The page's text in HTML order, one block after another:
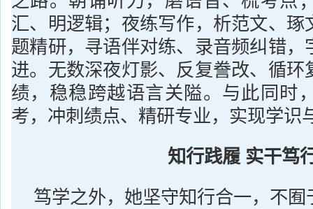
汇、明逻辑；夜练写作，析范文、琢
题精研，寻语伴对练、录音频纠错，
进。无数深夜灯影、反复誊改、循环
绩，稳稳跨越语言关隘。与此同时
考，冲刺绩点、精研专业，实现学识
知行践履 实干笃
笃学之外，她坚守知行合一，不